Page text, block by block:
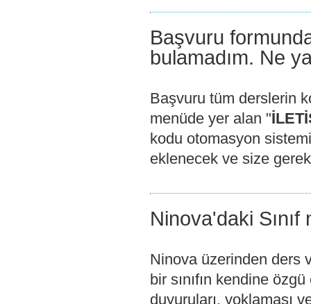
Başvuru
bulamadım. Ne
Başvuru tüm derslerin
menüde yer alan "
kodu otomasyon
eklenecek ve size
Ninova'daki
Ninova üzerinden ders
bir sınıfın kendine
duyuruları, yoklaması